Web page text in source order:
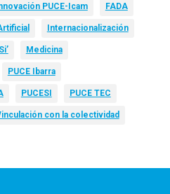
PUCE-Icam FADA
Internacionalización
Medicina
PUCE Ibarra
PUCESI PUCE TEC
con la colectividad